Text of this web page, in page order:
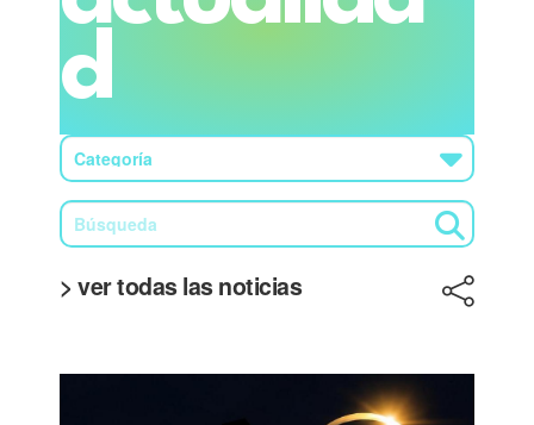
d
> ver todas las noticias